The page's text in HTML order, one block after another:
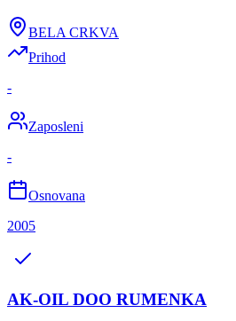
BELA CRKVA
Prihod
-
Zaposleni
-
Osnovana
2005
AK-OIL DOO RUMENKA